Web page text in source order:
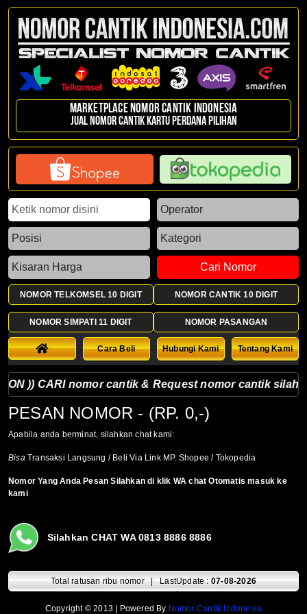
Marketplace Nomor Cantik Indonesia
Jual nomor cantik kartu perdana pilihan
Cari Nomor
NOMOR TELKOMSEL 10 DIGIT NOMOR CANTIK 10 DIGIT
NOMOR SIMPATI 11 DIGIT NOMOR PASANGAN
Cara Beli Hubungi Kami Tentang Kami
)) CARI nomor cantik & Request nomor cantik
PESAN NOMOR - (RP. 0,-)
Apabila anda berminat, silahkan chat kami:
BisaTransaksi Langsung / Beli Via Link MP. Shopee / Tokopedia
Nomor Yang Anda Pesan Silahkan di klik WA chat Otomatis masuk ke
kami
Silahkan CHAT WA 0813 8886 8886
Total ratusan ribu nomor | LastUpdate :07-08-2026
Copyright © 2013 | Powered By Nomor Cantik Indonesia